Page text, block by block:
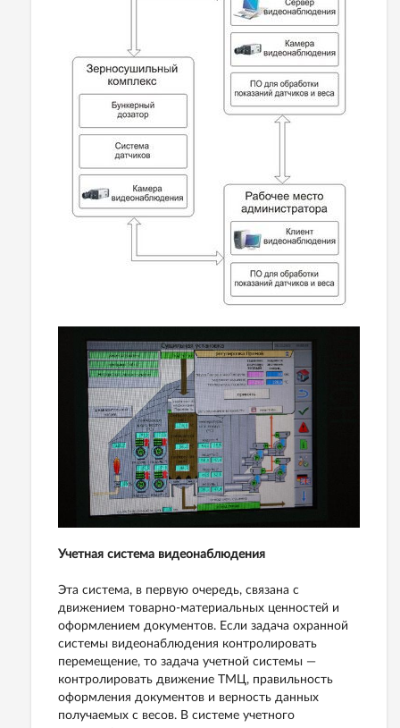
Учетная система видеонаблюдения
Эта система, в первую очередь, связана с
движением товарно-материальных ценностей и
оформлением документов. Если задача охранной
системы видеонаблюдения контролировать
перемещение, то задача учетной системы —
контролировать движение ТМЦ, правильность
оформления документов и верность данных
получаемых с весов. В системе учетного